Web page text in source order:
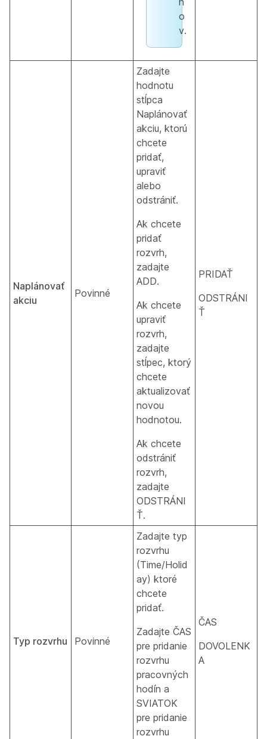
o
v.
Naplánovať
akciu
Povinné
Zadajte
hodnotu
stĺpca
Naplánovať
akciu, ktorú
chcete
pridať,
upraviť
alebo
odstrániť.
Ak chcete
pridať
rozvrh,
zadajte
ADD.
Ak chcete
upraviť
rozvrh,
zadajte
stĺpec, ktorý
chcete
aktualizovať
novou
hodnotou.
Ak chcete
odstrániť
rozvrh,
zadajte
ODSTRÁNI
Ť.
PRIDAŤ
ODSTRÁNI
Ť
Typ rozvrhu Povinné
Zadajte typ
rozvrhu
(Time/Holid
ay) ktoré
chcete
pridať.
Zadajte ČAS
pre pridanie
rozvrhu
pracovných
hodín a
SVIATOK
pre pridanie
rozvrhu
ČAS
DOVOLENK
A